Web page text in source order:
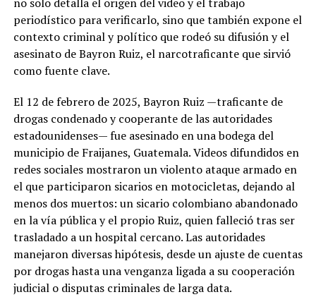
periodístico para verificarlo, sino que también expone el
contexto criminal y político que rodeó su difusión y el
asesinato de Bayron Ruiz, el narcotraficante que sirvió
como fuente clave.
El 12 de febrero de 2025, Bayron Ruiz —traficante de
drogas condenado y cooperante de las autoridades
estadounidenses— fue asesinado en una bodega del
municipio de Fraijanes, Guatemala. Videos difundidos en
redes sociales mostraron un violento ataque armado en
el que participaron sicarios en motocicletas, dejando al
menos dos muertos: un sicario colombiano abandonado
en la vía pública y el propio Ruiz, quien falleció tras ser
trasladado a un hospital cercano. Las autoridades
manejaron diversas hipótesis, desde un ajuste de cuentas
por drogas hasta una venganza ligada a su cooperación
judicial o disputas criminales de larga data.